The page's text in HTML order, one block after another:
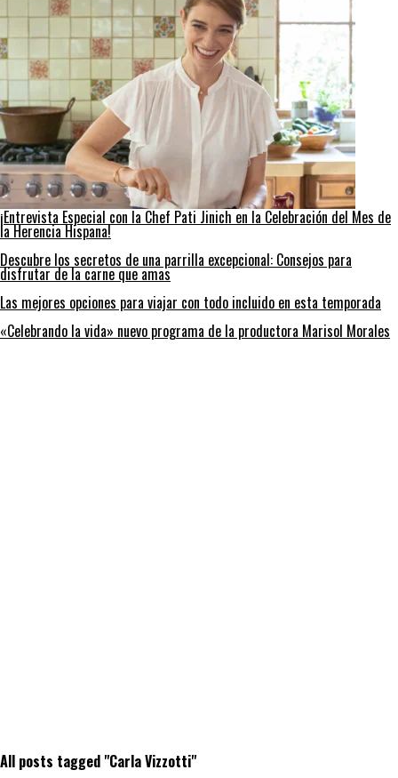
¡Entrevista Especial con la Chef Pati Jinich en la Celebración del Mes de
la Herencia Hispana!
Descubre los secretos de una parrilla excepcional: Consejos para
disfrutar de la carne que amas
Las mejores opciones para viajar con todo incluido en esta temporada
«Celebrando la vida» nuevo programa de la productora Marisol Morales
All posts tagged "Carla Vizzotti"